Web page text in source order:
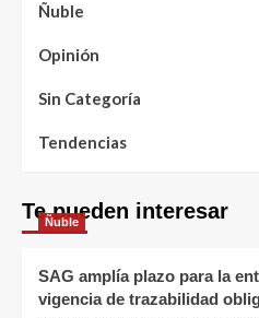
Ñuble
Opinión
Sin Categoría
Tendencias
Te pueden interesar
Ñuble
SAG amplía plazo para la
vigencia de trazabilidad